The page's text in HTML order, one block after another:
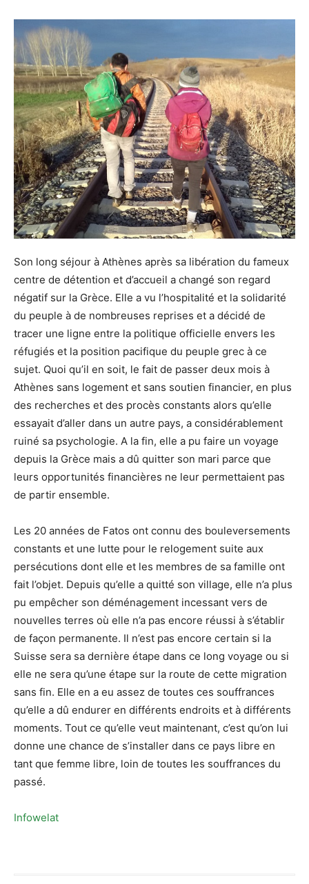
Son long séjour à Athènes après sa libération du fameux
centre de détention et d’accueil a changé son regard
négatif sur la Grèce. Elle a vu l’hospitalité et la solidarité
du peuple à de nombreuses reprises et a décidé de
tracer une ligne entre la politique officielle envers les
réfugiés et la position pacifique du peuple grec à ce
sujet. Quoi qu’il en soit, le fait de passer deux mois à
Athènes sans logement et sans soutien financier, en plus
des recherches et des procès constants alors qu’elle
essayait d’aller dans un autre pays, a considérablement
ruiné sa psychologie. A la fin, elle a pu faire un voyage
depuis la Grèce mais a dû quitter son mari parce que
leurs opportunités financières ne leur permettaient pas
de partir ensemble.
Les 20 années de Fatos ont connu des bouleversements
constants et une lutte pour le relogement suite aux
persécutions dont elle et les membres de sa famille ont
fait l’objet. Depuis qu’elle a quitté son village, elle n’a plus
pu empêcher son déménagement incessant vers de
nouvelles terres où elle n’a pas encore réussi à s’établir
de façon permanente. Il n’est pas encore certain si la
Suisse sera sa dernière étape dans ce long voyage ou si
elle ne sera qu’une étape sur la route de cette migration
sans fin. Elle en a eu assez de toutes ces souffrances
qu’elle a dû endurer en différents endroits et à différents
moments. Tout ce qu’elle veut maintenant, c’est qu’on lui
donne une chance de s’installer dans ce pays libre en
tant que femme libre, loin de toutes les souffrances du
passé.
Infowelat